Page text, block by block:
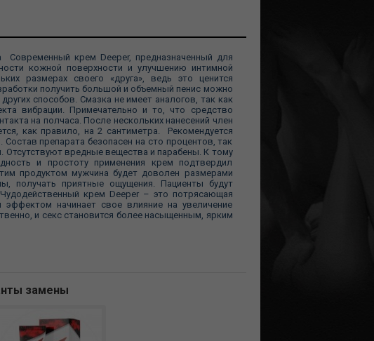
крем Deeper, предназначенный для
кожной поверхности и улучшению интимной
размерах своего «друга», ведь это ценится
получить большой и объемный пенис можно
способов. Смазка не имеет аналогов, так как
вибрации. Примечательно и то, что средство
на полчаса. После нескольких нанесений член
как правило, на 2 сантиметра. Рекомендуется
препарата безопасен на сто процентов, так
Отсутствуют вредные вещества и парабены. К тому
и простоту применения крем подтвердил
продуктом мужчина будет доволен размерами
получать приятные ощущения. Пациенты будут
крем Deeper – это потрясающая
начинает свое влияние на увеличение
и секс становится более насыщенным, ярким
замены